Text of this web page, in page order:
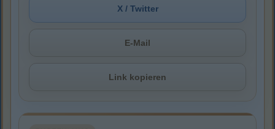
X / Twitter
E-Mail
Link kopieren